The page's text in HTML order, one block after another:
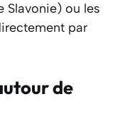
ou les
par
de